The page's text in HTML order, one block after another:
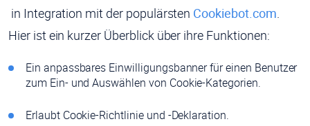
in Integration mit der populärsten Cookiebot.com.
Hier ist ein kurzer Überblick über ihre Funktionen:
Ein anpassbares Einwilligungsbanner für einen Benutzer
zum Ein- und Auswählen von Cookie-Kategorien.
Erlaubt Cookie-Richtlinie und -Deklaration.